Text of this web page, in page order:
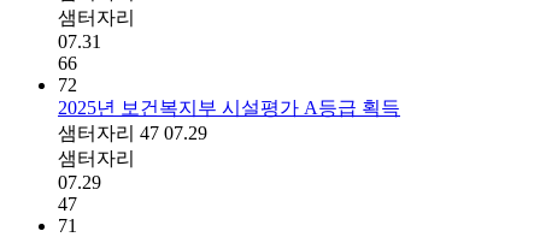
샘터자리
07.31
66
72
2025년 보건복지부 시설평가 A등급 획득
샘터자리 47 07.29
샘터자리
07.29
47
71